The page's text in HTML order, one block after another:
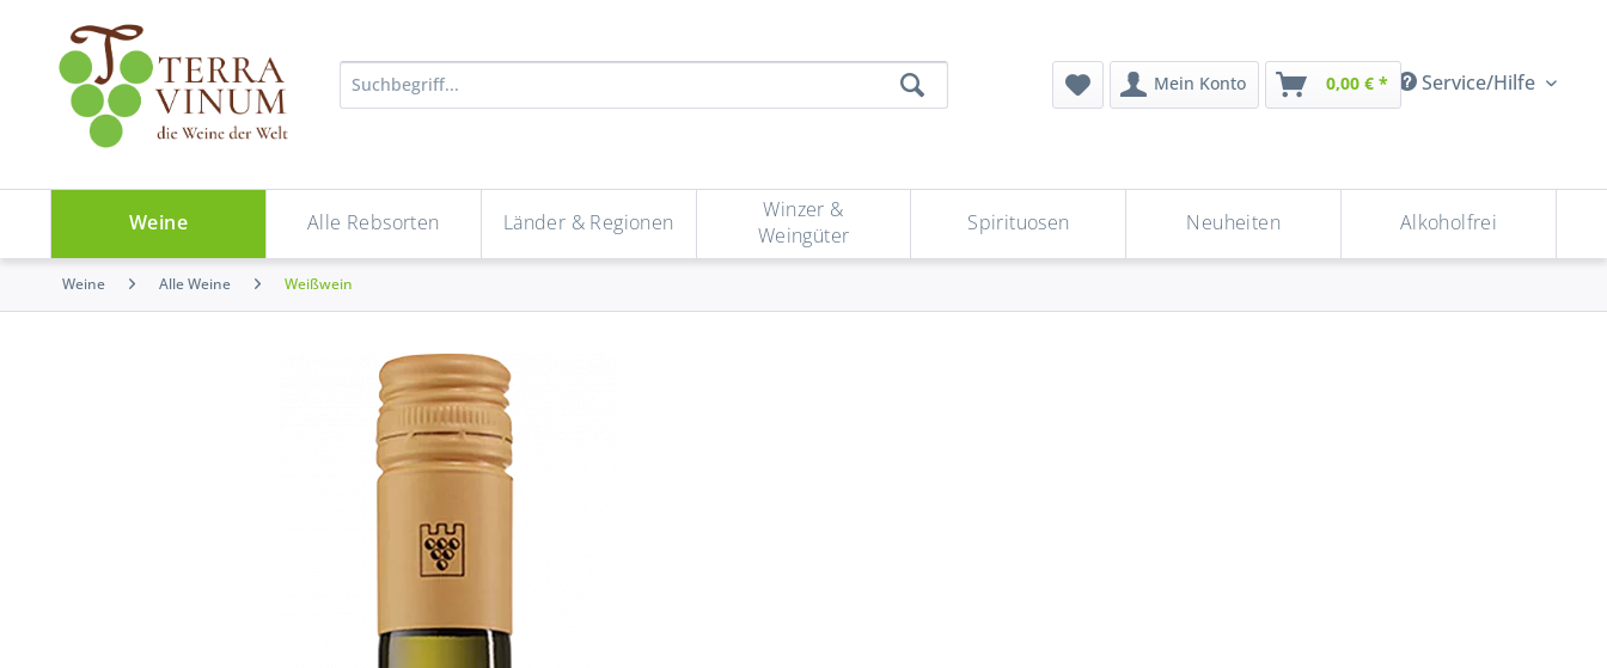
Service/Hilfe
Mein Konto 0,00 € *
Weine Alle Rebsorten Länder & Regionen
Winzer &
Weingüter
Spirituosen Neuheiten Alkoholfrei
Weine Alle Weine Weißwein